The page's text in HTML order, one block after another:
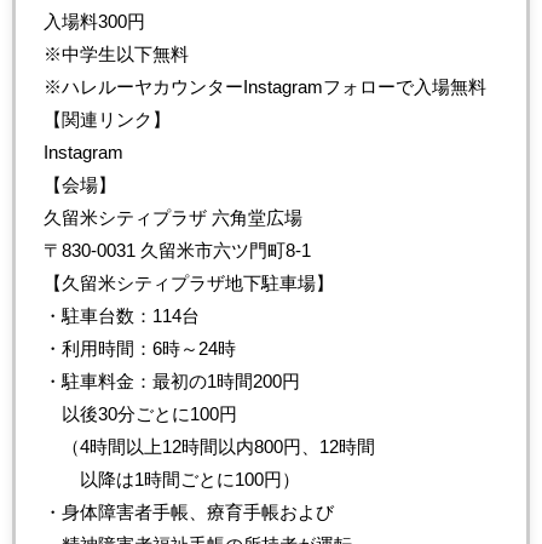
入場料300円
※中学生以下無料
※ハレルーヤカウンターInstagramフォローで入場無料
【関連リンク】
Instagram
【会場】
久留米シティプラザ 六角堂広場
〒830-0031 久留米市六ツ門町8-1
【久留米シティプラザ地下駐車場】
・駐車台数：114台
・利用時間：6時～24時
・駐車料金：最初の1時間200円
以後30分ごとに100円
（4時間以上12時間以内800円、12時間
以降は1時間ごとに100円）
・身体障害者手帳、療育手帳および